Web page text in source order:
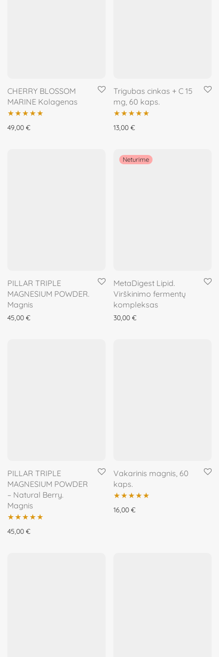
CHERRY BLOSSOM
MARINE Kolagenas
Įvertinimas:
49,00 €
Trigubas cinkas + C 15
mg, 60 kaps.
Įvertinimas:
13,00 €
PILLAR TRIPLE
MAGNESIUM POWDER.
Magnis
45,00 €
MetaDigest Lipid.
Virškinimo fermentų
kompleksas
30,00 €
PILLAR TRIPLE
MAGNESIUM POWDER
– Natural Berry.
Magnis
Įvertinimas:
45,00 €
Vakarinis magnis, 60
kaps.
Įvertinimas:
16,00 €